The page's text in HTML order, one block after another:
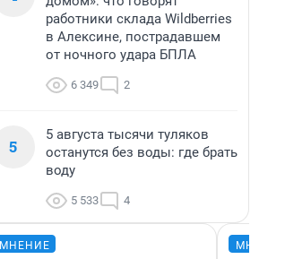
работники склада Wildberries
в Алексине, пострадавшем
от ночного удара БПЛА
6 349 2
5
5 августа тысячи туляков
останутся без воды: где брать
воду
5 533 4
МНЕНИЕ